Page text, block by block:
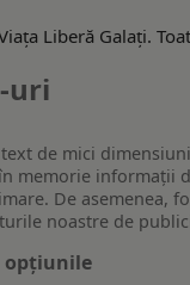
Liberă Galaţi.
uri
de mici
memorie informații
De asemenea,
noastre de
opțiunile